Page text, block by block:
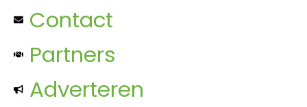
Contact
Partners
Adverteren